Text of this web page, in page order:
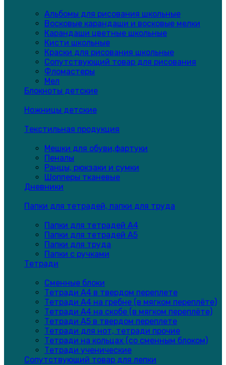
Альбомы для рисования школьные
Восковые карандаши и восковые мелки
Карандаши цветные школьные
Кисти школьные
Краски для рисования школьные
Сопутствующий товар для рисования
Фломастеры
Мел
Блокноты детские
Ножницы детские
Текстильная продукция
Мешки для обуви,фартуки
Пеналы
Ранцы, рюкзаки и сумки
Шопперы тканевые
Дневники
Папки для тетрадей, папки для труда
Папки для тетрадей А4
Папки для тетрадей А5
Папки для труда
Папки с ручками
Тетради
Сменные блоки
Тетради А4 в твердом переплете
Тетради А4 на гребне (в мягком переплёте)
Тетради А4 на скобе (в мягком переплёте)
Тетради А5 в твердом переплете
Тетради для нот, тетради прочие
Тетради на кольцах (со сменным блоком)
Тетради ученические
Сопутствующий товар для лепки